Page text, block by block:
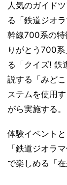
人気のガイド
る「鉄道ジオ
幹線700系の特
りがとう700
る「クイズ! 鉄
説する「みど
ステムを使用
がら実施する。
体験イベント
「鉄道ジオラ
で楽しめる「